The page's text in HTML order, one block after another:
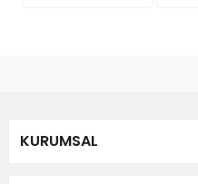
KURUMSAL